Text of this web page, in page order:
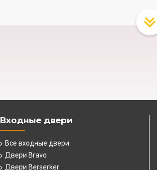
Входные двери
Все входные двери
Двери Bravo
Двери Berserker